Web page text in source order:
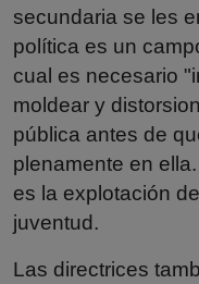
secundaria se les
política es un
cual es necesario
moldear y
pública antes de
plenamente en
es la explotación
juventud.
Las directrices